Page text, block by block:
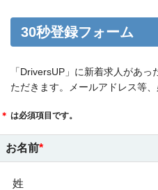
30秒登録フォーム
「DriversUP」に新着求人があ
ただきます。メールアドレス等
＊ は必須項目です。
お名前
姓